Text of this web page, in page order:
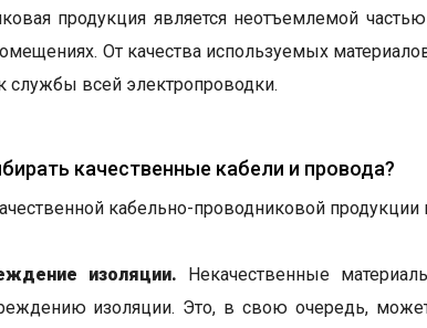
продукция является неотъемлемой
От качества используемых
службы всей электропроводки.
качественные кабели и провода?
кабельно-проводниковой
изоляции. Некачественные
изоляции. Это, в свою очередь,